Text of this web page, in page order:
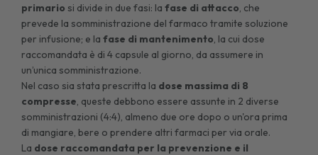
primario si divide in due fasi: lafase di attacco, che
prevede la somministrazione del farmaco tramite soluzione
per infusione; e lafase di mantenimento, la cui dose
raccomandata è di 4 capsule al giorno, da assumere in
un’unica somministrazione.
Nel caso sia stata prescritta la dose massima di 8
compresse, queste debbono essere assunte in 2 diverse
somministrazioni (4:4), almeno due ore dopo o un'ora prima
di mangiare, bere o prendere altri farmaci per via orale.
La dose raccomandata per la prevenzione e il